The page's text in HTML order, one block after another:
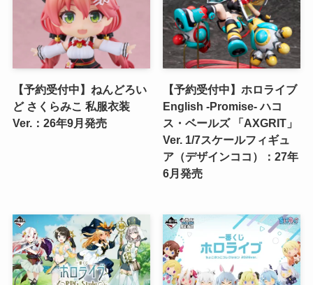
【予約受付中】ねんどろい
ど さくらみこ 私服衣装
Ver.：26年9月発売
【予約受付中】ホロライブ
English -Promise- ハコ
ス・ベールズ 「AXGRIT」
Ver. 1/7スケールフィギュ
ア（デザインココ）：27年
6月発売